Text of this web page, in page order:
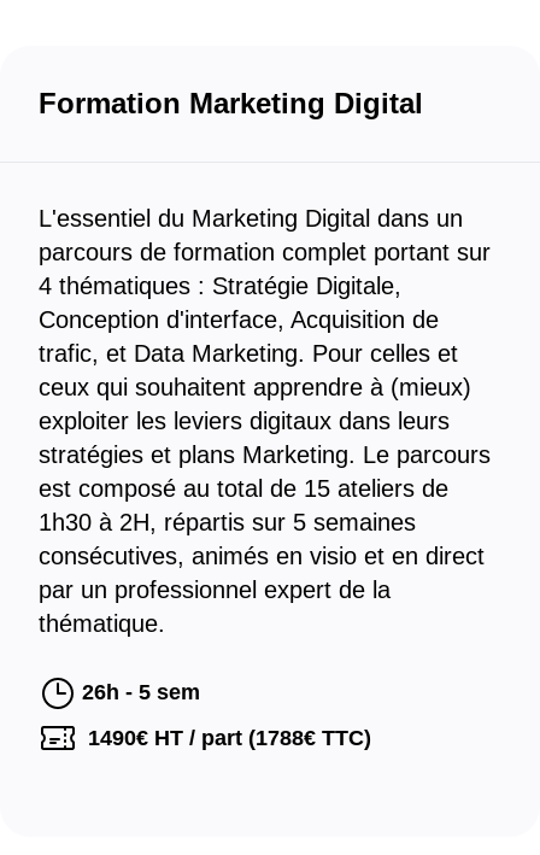
Formation Marketing Digital
L'essentiel du Marketing Digital dans un
parcours de formation complet portant sur
4 thématiques : Stratégie Digitale,
Conception d'interface, Acquisition de
trafic, et Data Marketing. Pour celles et
ceux qui souhaitent apprendre à (mieux)
exploiter les leviers digitaux dans leurs
stratégies et plans Marketing. Le parcours
est composé au total de 15 ateliers de
1h30 à 2H, répartis sur 5 semaines
consécutives, animés en visio et en direct
par un professionnel expert de la
thématique.
26h - 5 sem
1490€ HT / part (1788€ TTC)